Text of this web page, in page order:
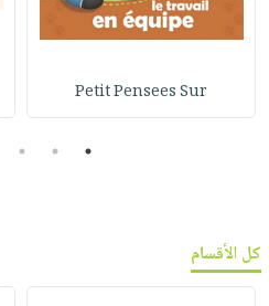
Petit Pensees Sur
1
2
3
كل الأقسام